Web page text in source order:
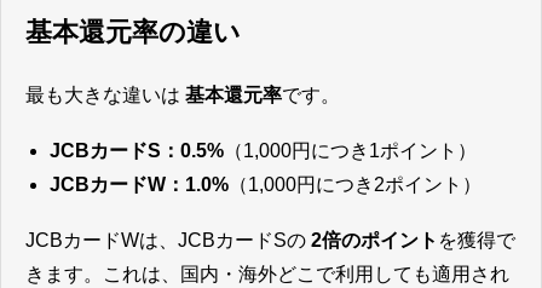
基本還元率の違い
最も大きな違いは 基本還元率です。
JCBカードS：0.5% （1,000円につき1ポイント）
JCBカードW：1.0% （1,000円につき2ポイント）
JCBカードWは、JCBカードSの 2倍のポイント を獲得で
きます。これは、国内・海外どこで利用しても適用され